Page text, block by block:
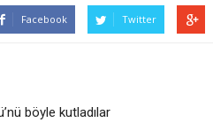
Facebook Twitter
böyle kutladılar